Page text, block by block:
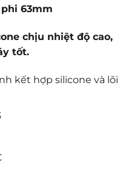
63mm
chịu nhiệt độ cao,
tốt.
kết hợp silicone và lõi